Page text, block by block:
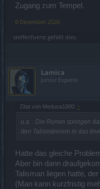
Zugang zum Tempel.
6 Dezember 2020
steffenfuerst gefällt dies.
Lamica
Junior Experte
Zitat von Medusa1000: ↑
u.a. : Die Runen springen
den Talismännern in das
Hatte das gleiche
Aber bin dann
Talisman liegen hatte,
(Man kann kurzfristig